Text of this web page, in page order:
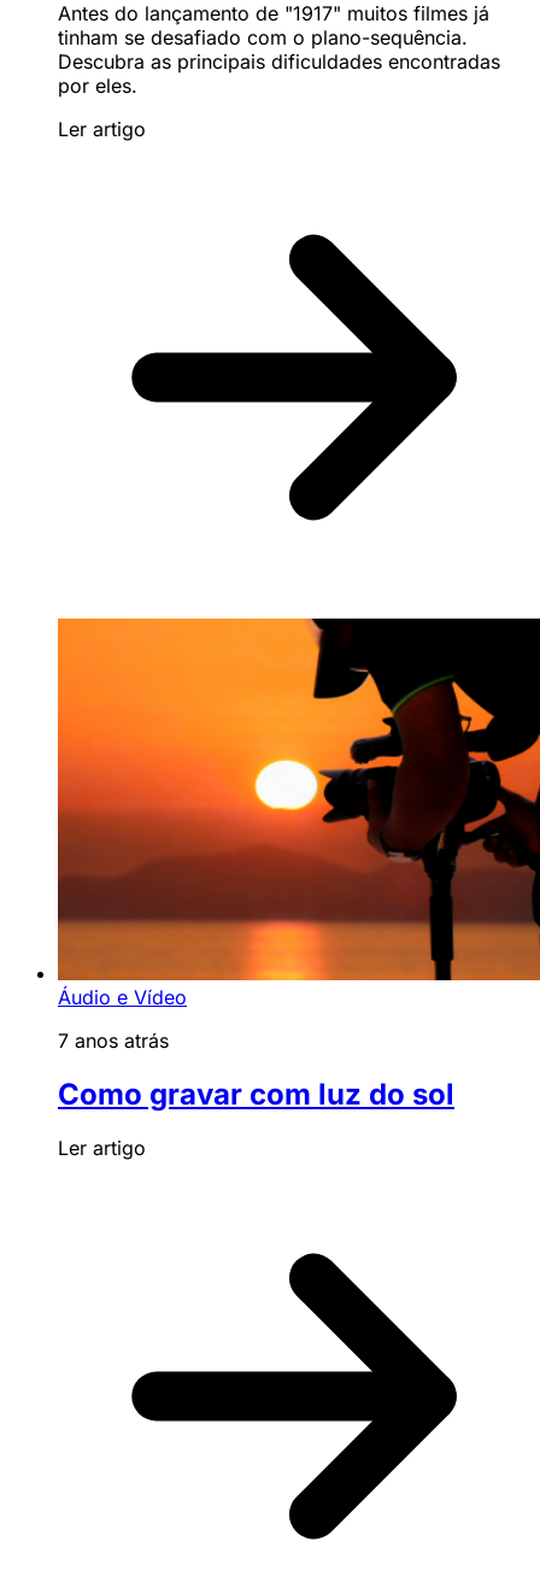
Antes do lançamento de "1917" muitos filmes já
tinham se desafiado com o plano-sequência.
Descubra as principais dificuldades encontradas
por eles.
Ler artigo
Áudio e Vídeo
7 anos atrás
Como gravar com luz do sol
Ler artigo